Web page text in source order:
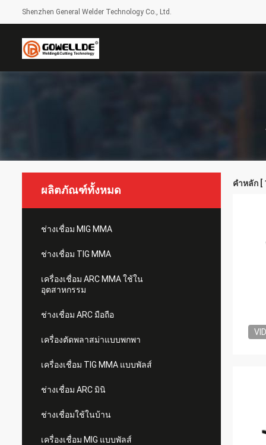
Shenzhen General Welder Technology Co., Ltd.
ผลิตภัณฑ์ทั้งหมด
ช่างเชื่อม MIG MMA
ช่างเชื่อม TIG MMA
เครื่องเชื่อม ARC MMA ใช้ใน
อุตสาหกรรม
ช่างเชื่อม ARC มือถือ
เครื่องตัดพลาสม่าแบบพกพา
เครื่องเชื่อม TIG MMA แบบพัลส์
ช่างเชื่อม ARC มินิ
ช่างเชื่อมใช้ในบ้าน
เครื่องเชื่อม MIG แบบพัลส์
คำหลัก [